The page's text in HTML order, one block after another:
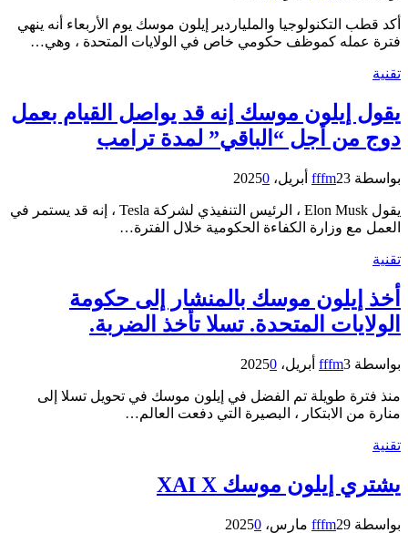
أكد قطب التكنولوجيا والملياردير إيلون موسك يوم الأربعاء أنه ينهي
فترة عمله كموظف حكومي خاص في الولايات المتحدة ، وهي…
تقنية
يقول إيلون موسك إنه قد يواصل القيام بعمل
دوج من أجل “الباقي” لمدة ترامب
بواسطة fffm23 أبريل، 2025 0
يقول Elon Musk ، الرئيس التنفيذي لشركة Tesla ، إنه قد يستمر في
العمل مع وزارة الكفاءة الحكومية خلال الفترة…
تقنية
أخذ إيلون موسك بالمنشار إلى حكومة
الولايات المتحدة. تسلا تأخذ الضربة.
بواسطة fffm 3 أبريل، 2025 0
منذ فترة طويلة تم الفضل في إيلون موسك في تحويل تسلا إلى
منارة من الابتكار ، البصيرة التي دفعت العالم…
تقنية
يشتري إيلون موسك XAI X
بواسطة fffm29 مارس، 2025 0